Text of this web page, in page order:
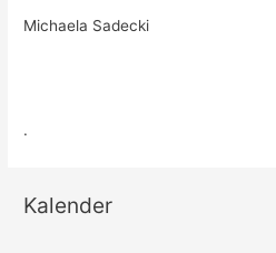
Michaela Sadecki
.
Kalender